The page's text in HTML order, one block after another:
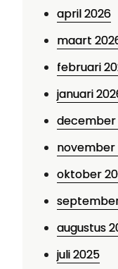
april 2026
maart
februari
januari
december
november
oktober
augustus
juli 2025